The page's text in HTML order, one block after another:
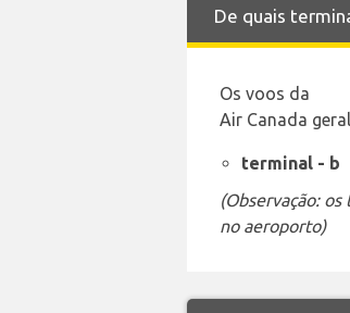
De quais
Os voos da
Air Canada
terminal - b
(Observação:
no aeroporto)